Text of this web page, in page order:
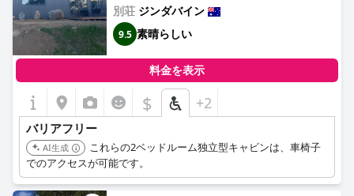
別荘 ジンダバイン
9.5 素晴らしい
料金を表示
$ +2
バリアフリー
AI生成
これらの2ベッドルーム独立型キャビンは、車椅子
でのアクセスが可能です。